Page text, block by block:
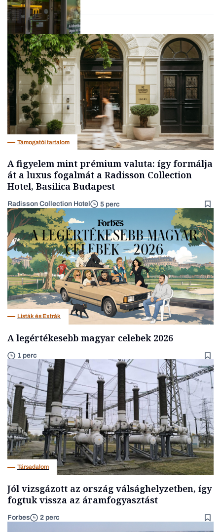
Befektetés
Támogatói tartalom
A figyelem mint prémium valuta: így formálja
át a luxus fogalmát a Radisson Collection
Hotel, Basilica Budapest
Radisson Collection Hotel 5 perc
Listák és Extrák
A legértékesebb magyar celebek 2026
1 perc
Társadalom
Jól vizsgázott az ország válsághelyzetben, így
fogtuk vissza az áramfogyasztást
Forbes 2 perc